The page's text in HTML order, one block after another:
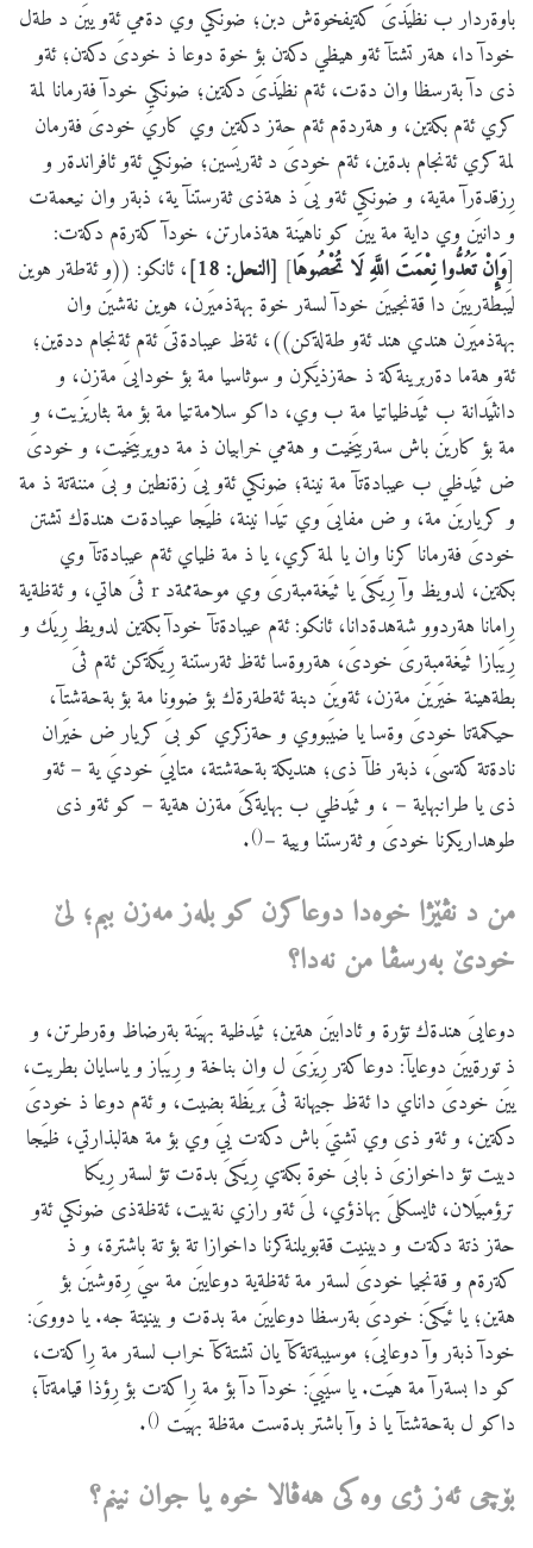
باوةردار ب نظيَذىَ كةيفخوةش دبن؛ ضونكي وي دةمي ئةو ييَن د طةل
خودآ دا، هةر تشتآ ئةو هيظي دكةن بؤ خوة دوعا ذ خودىَ دكةن؛ ئةو
ذى دآ بةرسظا وان دةت، ئةم نظيَذىَ دكةين؛ ضونكي خودآ فةرمانا لمة
كري ئةم بكةين، و هةردةم ئةم حةز دكةين وي كاريَ خودىَ فةرمان
لمة كري ئةنجام بدةين، ئةم خودىَ د ثةريَسين؛ ضونكي ئةو ئافراندةر و
رِزقدةرآ مةية، و ضونكي ئةو يىَ ذ هةذى ثةرستنآ ية، ذبةر وان نيعمةت
و دانيَن وي داية مة ييَن كو ناهيَنة هةذمارتن، خودآ كةرةم دكةت:
[وَإِنْ تَعُدُّوا نِعْمَتَ اللَّهِ لَا تُحْصُوهَا] [النحل: 18]
، ئانكو: ((و ئةطةر هوين
ليَبطةرييَن دا قةنجييَن خودآ لسةر خوة بهةذميَرن، هوين نةشيَن وان
بهةذميَرن هندي هند ئةو طةلةكن))، ئةظ عيبادةتىَ ئةم ئةنجام ددةين؛
ئةو هةما دةربرينةكة ذ حةزذيَكرن و سوثاسيا مة بؤ خودايىَ مةزن، و
دانثيَدانة ب ثيَدظياتيا مة ب وي، داكو سلامةتيا مة بؤ مة بثاريَزيت، و
مة بؤ كاريَن باش سةربيَخيت و هةمي خرابيان ذ مة دويربيَخيت، و خودىَ
ض ثيَدظي ب عيبادةتآ مة نينة؛ ضونكي ئةو يىَ زةنطين و بىَ مننةتة ذ مة
و كرياريَن مة، و ض مفايىَ وي تيَدا نينة، ظيَجا عيبادةت هندةك تشتن
خودىَ فةرمانا كرنا وان يا لمة كري، يا ذ مة ظياي ئةم عيبادةتآ وي
بكةين، لدويظ وآ رِيَكىَ يا ثيَغةمبةرىَ وي موحةممةد r ثىَ هاتي، و ئةظةية
رِامانا هةردوو شةهدةدانا، ئانكو: ئةم عيبادةتآ خودآ بكةين لدويظ رِيَك و
رِيَبازا ثيَغةمبةرىَ خودىَ، هةروةسا ئةظ ثةرستنة رِيَكةكن ئةم ثىَ
بطةهينة خيَريَن مةزن، ئةويَن دبنة ئةطةرةك بؤ ضوونا مة بؤ بةحةشتآ،
حيكمةتا خودىَ وةسا يا ضيَبووي و حةزكري كو بىَ كريار ض خيَران
نادةتة كةسىَ، ذبةر ظآ ذى؛ هنديكة بةحةشتة، متاييَ خوديَ ية – ئةو
ذى يا طرانبهاية – ، و ثيَدظي ب بهايةكىَ مةزن هةية – كو ئةو ذى
طوهداريكرنا خودىَ و ثةرستنا ويية –()
.
من د نڤێژا خوهدا دوعاكرنكوبلهزمهزنببم؛ لێ
خودێبهرسڤامننهدا؟
دوعايىَ هندةك تؤرة و ئادابيَن هةين؛ ثيَدظية بهيَنة بةرضاظ وةرطرتن، و
ذ تورةييَن دوعايآ: دوعاكةر رِيَزىَ ل وان بناخة و رِيَباز و ياسايان بطريت،
ييَن خودىَ داناي دا ئةظ جيهانة ثىَ بريَظة بضيت، و ئةم دوعا ذ خودىَ
دكةين، و ئةو ذى وي تشتيَ باش دكةت ييَ وي بؤ مة هةلبذارتي، ظيَجا
دبيت تؤ داخوازىَ ذ بابىَ خوة بكةي رِيَكىَ بدةت تؤ لسةر رِيَكا
ترؤمبيَلان، ثايسكلىَ بهاذؤي، لىَ ئةو رازي نةبيت، ئةظةذى ضونكي ئةو
حةز ذتة دكةت و دبينيت قةبويلنةكرنا داخوازا تة بؤ تة باشترة، و ذ
كةرةم و قةنجيا خودىَ لسةر مة ئةظةية دوعاييَن مة سيَ رِةوشيَن بؤ
هةين؛ يا ئيَكىَ: خودىَ بةرسظا دوعاييَن مة بدةت و بينيتة جه. يا دووىَ:
خودآ ذبةر وآ دوعايىَ؛ موسيبةتةكآ يان تشتةكآ خراب لسةر مة رِاكةت،
كو دا بسةرآ مة هيَت. يا سيَييَ: خودآ دآ بؤ مة رِاكةت بؤ رِؤذا قيامةتآ؛
داكو ل بةحةشتآ يا ذ وآ باشتر بدةست مةظة بهيَت ()
.
بۆچیئهزژی وهكیههڤالا خوهیا جوان نینم؟